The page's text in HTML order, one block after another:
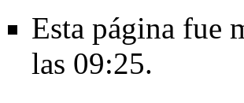
Esta página fue
las 09:25.